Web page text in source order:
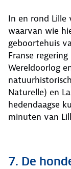
In en rond Lille
waarvan wie
geboortehuis
Franse
Wereldoorlog
Naturelle) en
hedendaagse
minuten van
7. De